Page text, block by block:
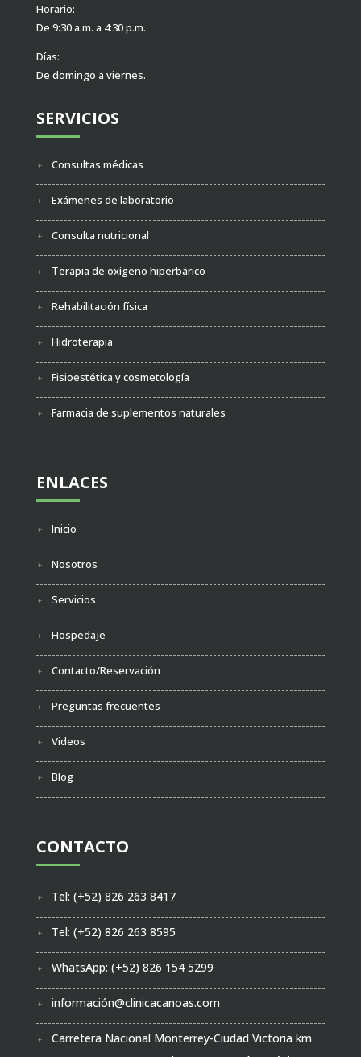
Horario:
De 9:30 a.m. a 4:30 p.m.
Días:
De domingo a viernes.
SERVICIOS
Consultas médicas
Exámenes de laboratorio
Consulta nutricional
Terapia de oxígeno hiperbárico
Rehabilitación física
Hidroterapia
Fisioestética y cosmetología
Farmacia de suplementos naturales
ENLACES
Inicio
Nosotros
Servicios
Hospedaje
Contacto/Reservación
Preguntas frecuentes
Videos
Blog
CONTACTO
Tel: (+52) 826 263 8417
Tel: (+52) 826 263 8595
WhatsApp: (+52) 826 154 5299
información@clinicacanoas.com
Carretera Nacional Monterrey-Ciudad Victoria km